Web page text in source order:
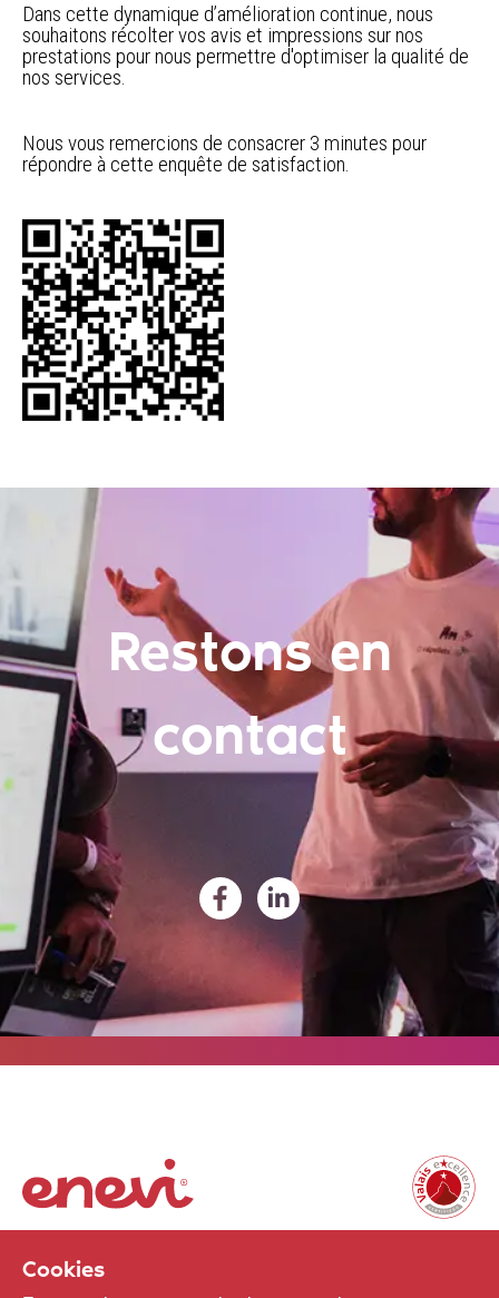
Dans cette dynamique d’amélioration continue, nous
souhaitons récolter vos avis et impressions sur nos
prestations pour nous permettre d'optimiser la qualité de
nos services.
Nous vous remercions de consacrer 3 minutes pour
répondre à cette enquête de satisfaction.
Restons en
contact
Cookies